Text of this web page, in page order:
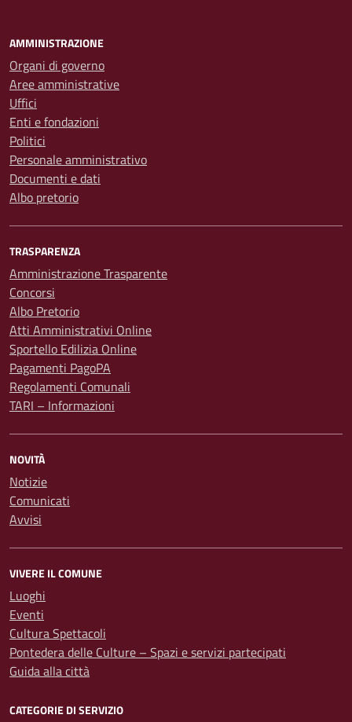
AMMINISTRAZIONE
Organi di governo
Aree amministrative
Uffici
Enti e fondazioni
Politici
Personale amministrativo
Documenti e dati
Albo pretorio
TRASPARENZA
Amministrazione Trasparente
Concorsi
Albo Pretorio
Atti Amministrativi Online
Sportello Edilizia Online
Pagamenti PagoPA
Regolamenti Comunali
TARI – Informazioni
NOVITÀ
Notizie
Comunicati
Avvisi
VIVERE IL COMUNE
Luoghi
Eventi
Cultura Spettacoli
Pontedera delle Culture – Spazi e servizi partecipati
Guida alla città
CATEGORIE DI SERVIZIO